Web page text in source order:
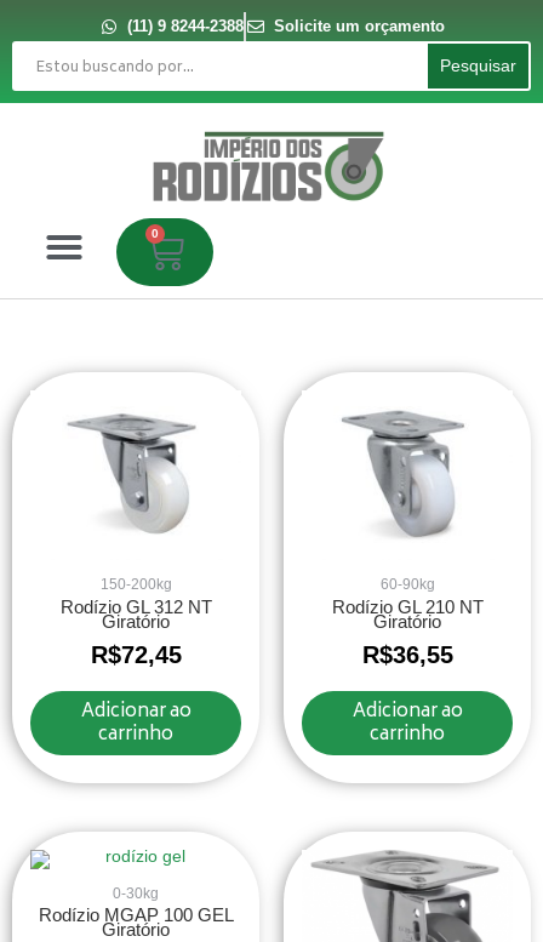
conteúdo
(11) 9 8244-2388
Solicite um orçamento
Pesquisar
Pesquisar
0
Carrinho
150-200kg
Rodízio GL 312 NT
Giratório
R$72,45
Adicionar ao
carrinho
60-90kg
Rodízio GL 210 NT
Giratório
R$36,55
Adicionar ao
carrinho
0-30kg
Rodízio MGAP 100 GEL
Giratório